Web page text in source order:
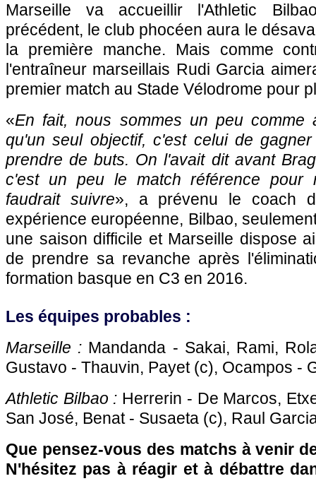
Marseille va accueillir l'Athletic
précédent, le club phocéen aura le
la première manche. Mais comme
l'entraîneur marseillais Rudi Garcia
premier match au Stade Vélodrome pour
«En fait, nous sommes un peu comme
qu'un seul objectif, c'est celui de
prendre de buts. On l'avait dit avant
c'est un peu le match référence pour
faudrait suivre», a prévenu le coach
expérience européenne, Bilbao,
une saison difficile et Marseille dispose
de prendre sa revanche après
formation basque en C3 en 2016.
Les équipes probables :
Marseille : Mandanda - Sakai, Rami,
Gustavo - Thauvin, Payet (c), Ocampos -
Athletic Bilbao : Herrerin - De Marcos,
San José, Benat - Susaeta (c), Raul
Que pensez-vous des matchs à venir
N'hésitez pas à réagir et à débattre